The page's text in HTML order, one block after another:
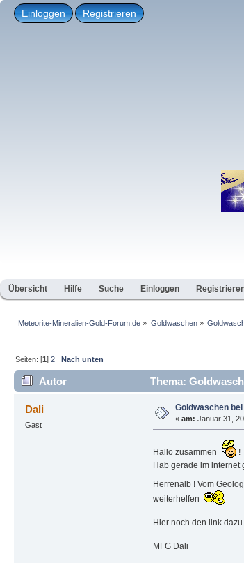
Einloggen Registrieren
Übersicht Hilfe Suche Einloggen
Meteorite-Mineralien-Gold-Forum.de » Goldwaschen»
Seiten: [1]2 Nach unten
Autor Thema:
Dali
Gast
Goldwaschen
« am: Januar 31,
Hallo zusammen
!
Hab gerade im internet
Herrenalb ! Vom
weiterhelfen
Hier noch den link
MFG Dali